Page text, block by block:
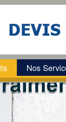
Nos